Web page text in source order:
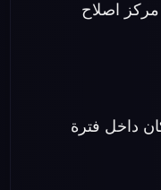
مركز اصلاح
داخل فترة